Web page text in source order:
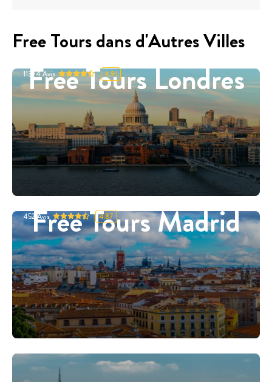
Free Tours dans d'Autres Villes
Free Tours Londres
11324Avis 4.91
Free Tours Madrid
452 Avis 4.87